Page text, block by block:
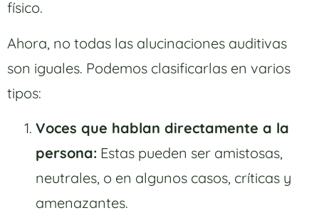
físico.
Ahora, no todas las alucinaciones auditivas
son iguales. Podemos clasificarlas en varios
tipos:
Voces que hablan directamente a la
persona: Estas pueden ser amistosas,
neutrales, o en algunos casos, críticas y
amenazantes.